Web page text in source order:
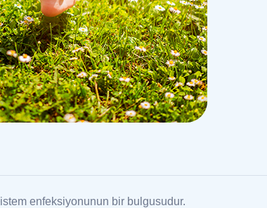
enfeksiyonunun bir bulgusudur.